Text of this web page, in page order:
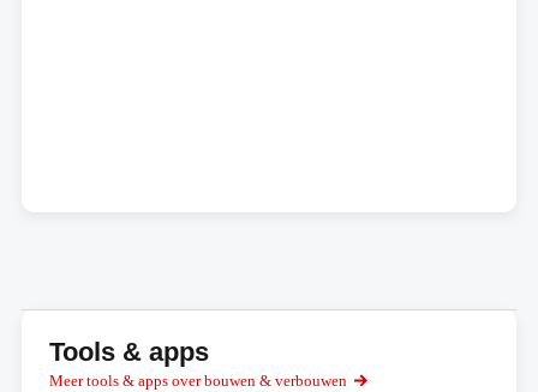
Tools & apps
Meer tools & apps over bouwen & verbouwen